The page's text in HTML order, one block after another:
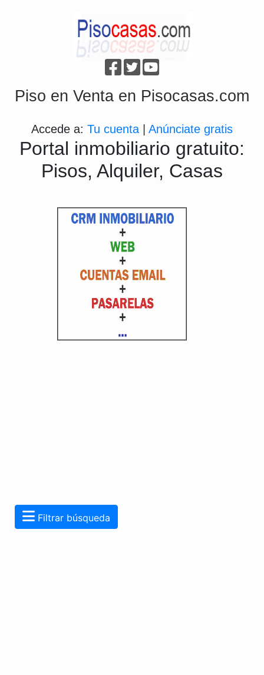
Piso en Venta en Pisocasas.com
Accede a: Tu cuenta Anúnciate gratis
Portal inmobiliario gratuito:
Pisos, Alquiler, Casas
Filtrar búsqueda